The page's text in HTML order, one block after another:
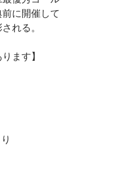
に開催して
れる。
ます】